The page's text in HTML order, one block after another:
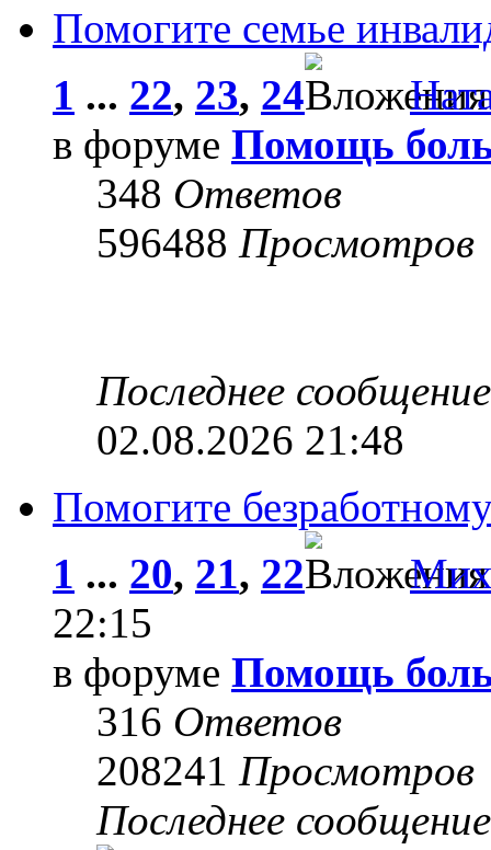
Помогите семье
1 ... 22, 23, 24
в форуме Помощь
348 Ответов
596488 Просмотров
Последнее
02.08.2026 21:48
Помогите
1 ... 20, 21, 22
22:15
в форуме Помощь
316 Ответов
208241 Просмотров
Последнее